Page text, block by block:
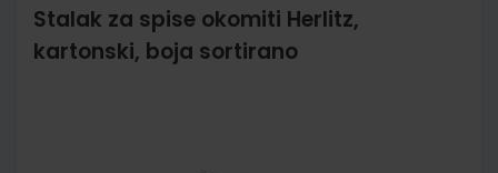
Stalak za spise okomiti Herlitz,
kartonski, boja sortirano